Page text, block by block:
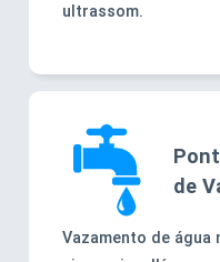
ultrassom.
de
Vazamento de água